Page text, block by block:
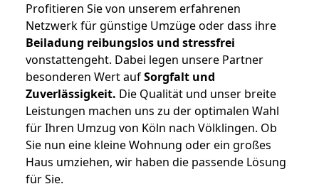
Profitieren Sie von unserem erfahrenen
Netzwerk für günstige Umzüge oder dass ihre
Beiladung reibungslos und stressfrei
vonstattengeht. Dabei legen unsere Partner
besonderen Wert aufSorgfalt und
Zuverlässigkeit. Die Qualität und unser breite
Leistungen machen uns zu der optimalen Wahl
für Ihren Umzug von Köln nach Völklingen. Ob
Sie nun eine kleine Wohnung oder ein großes
Haus umziehen, wir haben die passende Lösung
für Sie.